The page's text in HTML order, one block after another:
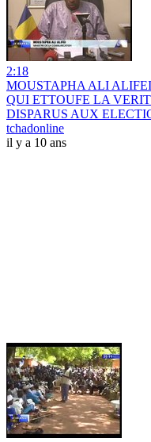
2:18
MOUSTAPHA ALI
QUI ETTOUFE LA
DISPARUS AUX
tchadonline
il y a 10 ans